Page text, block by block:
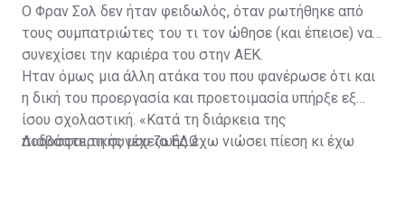
Ο Φραν Σολ δεν ήταν φειδωλός, όταν ρωτήθηκε από
τους συμπατριώτες του τι τον ώθησε (και έπεισε) να
συνεχίσει την καριέρα του στην ΑΕΚ.
Ήταν όμως μια άλλη ατάκα του που φανέρωσε ότι και
η δική του προεργασία και προετοιμασία υπήρξε εξ
ίσου σχολαστική. «Κατά τη διάρκεια της
ποδοσφαιρικής μου ζωής έχω νιώσει πίεση κι έχω
Διαβάστε τη συνέχειαΕΔΩ